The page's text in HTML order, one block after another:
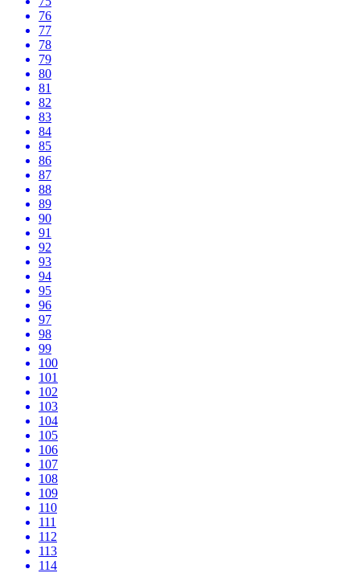
76
77
78
79
80
81
82
83
84
85
86
87
88
89
90
91
92
93
94
95
96
97
98
99
100
101
102
103
104
105
106
107
108
109
110
111
112
113
114